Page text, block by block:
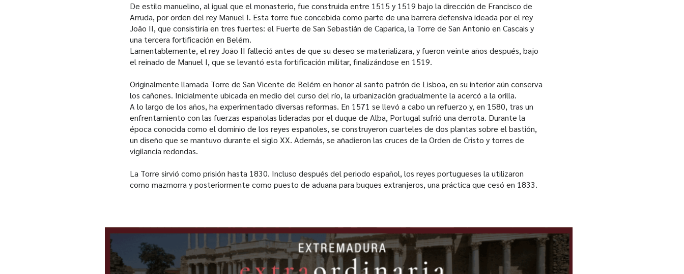
De estilo manuelino, al igual que el monasterio, fue construida entre 1515 y 1519 bajo la dirección de Francisco de
Arruda, por orden del rey Manuel I. Esta torre fue concebida como parte de una barrera defensiva ideada por el rey
João II, que consistiría en tres fuertes: el Fuerte de San Sebastián de Caparica, la Torre de San Antonio en Cascais y
una tercera fortificación en Belém.
Lamentablemente, el rey João II falleció antes de que su deseo se materializara, y fueron veinte años después, bajo
el reinado de Manuel I, que se levantó esta fortificación militar, finalizándose en 1519.
Originalmente llamada Torre de San Vicente de Belém en honor al santo patrón de Lisboa, en su interior aún conserva
los cañones. Inicialmente ubicada en medio del curso del río, la urbanización gradualmente la acercó a la orilla.
A lo largo de los años, ha experimentado diversas reformas. En 1571 se llevó a cabo un refuerzo y, en 1580, tras un
enfrentamiento con las fuerzas españolas lideradas por el duque de Alba, Portugal sufrió una derrota. Durante la
época conocida como el dominio de los reyes españoles, se construyeron cuarteles de dos plantas sobre el bastión,
un diseño que se mantuvo durante el siglo XX. Además, se añadieron las cruces de la Orden de Cristo y torres de
vigilancia redondas.
La Torre sirvió como prisión hasta 1830. Incluso después del periodo español, los reyes portugueses la utilizaron
como mazmorra y posteriormente como puesto de aduana para buques extranjeros, una práctica que cesó en 1833.